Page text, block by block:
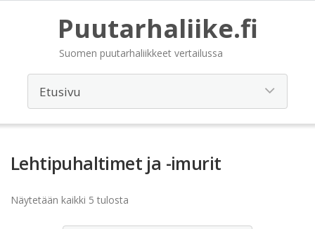
Puutarhaliike.fi
Suomen puutarhaliikkeet vertailussa
Lehtipuhaltimet ja -imurit
Näytetään kaikki 5 tulosta